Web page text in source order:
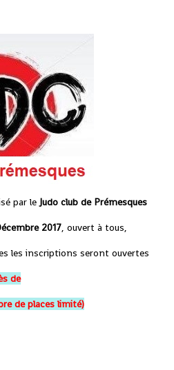
par le Judo club de Prémesques
2017, ouvert à tous,
les inscriptions seront ouvertes
de
de places limité)